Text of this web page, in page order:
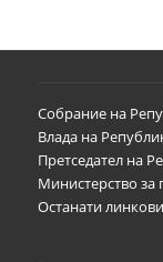
Собрание на
Влада на
Претседател на
Министерство за
Останати линкови